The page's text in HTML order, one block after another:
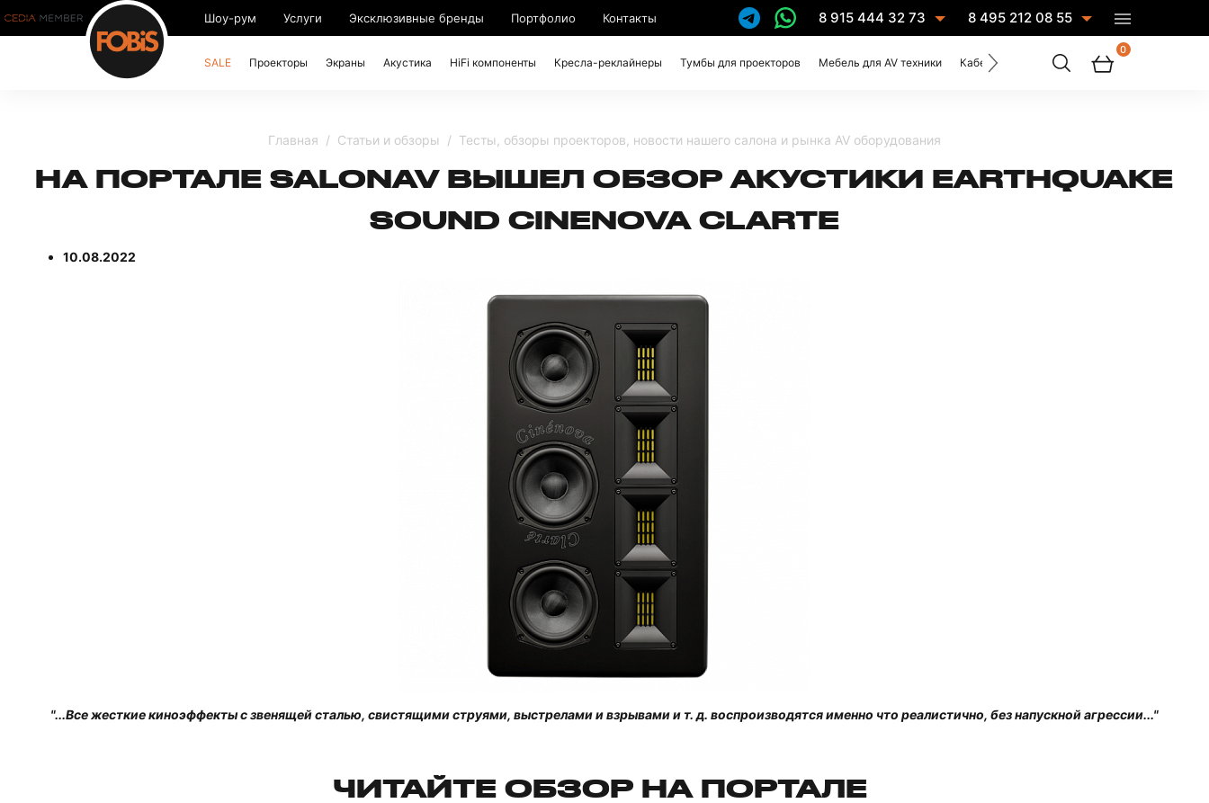
Шоу-рум Услуги Эксклюзивные бренды Портфолио Контакты 8 915 444 32 73 8 495 212 08 55
SALE Проекторы Экраны Акустика HiFi компоненты Кресла-реклайнеры Тумбы для проекторов Мебель для AV техники Кабели Услуги
0
Главная Статьи и обзоры Тесты, обзоры проекторов, новости нашего салона и рынка AV оборудования
НА ПОРТАЛЕ SALONAV ВЫШЕЛ ОБЗОР АКУСТИКИ EARTHQUAKE
SOUND CINENOVA CLARTE
10.08.2022
"...Все жесткие киноэффекты с звенящей сталью, свистящими струями, выстрелами и взрывами и т. д. воспроизводятся именно что реалистично, без напускной агрессии..."
ЧИТАЙТЕ ОБЗОР НА ПОРТАЛЕ